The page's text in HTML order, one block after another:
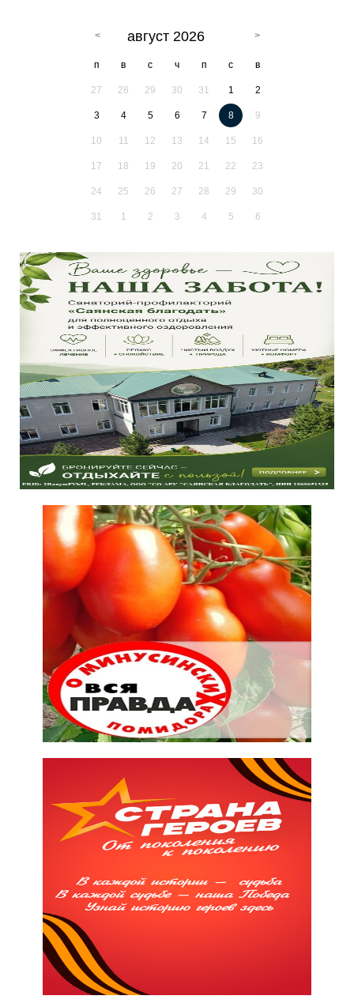
август 2026
п в с ч п с в
27 28 29 30 31 1 2
3 4 5 6 7 8 9
10 11 12 13 14 15 16
17 18 19 20 21 22 23
24 25 26 27 28 29 30
31 1 2 3 4 5 6